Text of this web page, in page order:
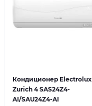
Кондиционер Electrolux
Zurich 4 SAS24Z4-
AI/SAU24Z4-AI